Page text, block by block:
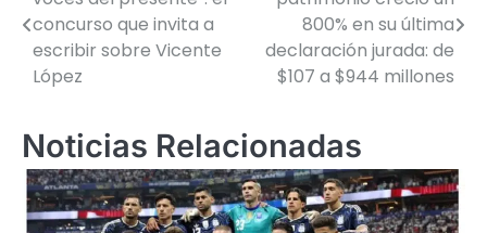
de
entradas
concurso que invita a
escribir sobre Vicente
López
800% en su última
declaración jurada: de
$107 a $944 millones
Noticias Relacionadas